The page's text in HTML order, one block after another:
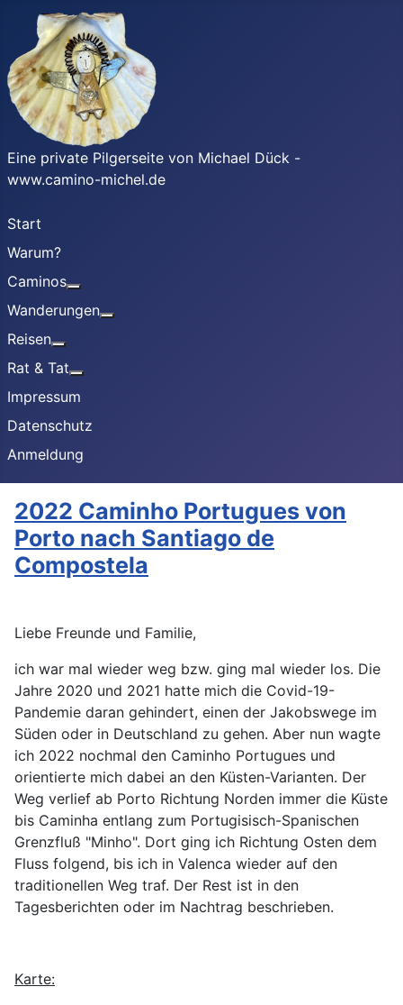
Eine private Pilgerseite von Michael Dück -
www.camino-michel.de
Start
Warum?
Caminos
Wanderungen
Reisen
Rat & Tat
Impressum
Datenschutz
Anmeldung
2022 Caminho Portugues von
Porto nach Santiago de
Compostela
Liebe Freunde und Familie,
ich war mal wieder weg bzw. ging mal wieder los. Die
Jahre 2020 und 2021 hatte mich die Covid-19-
Pandemie daran gehindert, einen der Jakobswege im
Süden oder in Deutschland zu gehen. Aber nun wagte
ich 2022 nochmal den Caminho Portugues und
orientierte mich dabei an den Küsten-Varianten. Der
Weg verlief ab Porto Richtung Norden immer die Küste
bis Caminha entlang zum Portugisisch-Spanischen
Grenzfluß "Minho". Dort ging ich Richtung Osten dem
Fluss folgend, bis ich in Valenca wieder auf den
traditionellen Weg traf. Der Rest ist in den
Tagesberichten oder im Nachtrag beschrieben.
Karte: